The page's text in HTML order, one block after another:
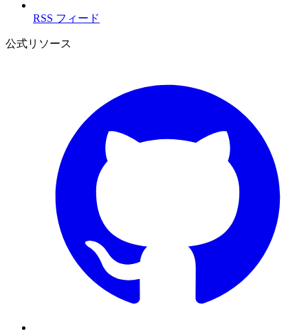
RSS フィード
公式リソース